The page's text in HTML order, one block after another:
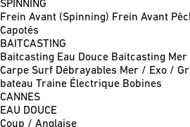
SPINNING
Frein Avant (Spinning) Frein Avant
Capotés
BAITCASTING
Baitcasting Eau Douce Baitcasting Mer
Carpe Surf Débrayables Mer / Exo /
bateau Traine Électrique Bobines
CANNES
EAU DOUCE
Coup / Anglaise